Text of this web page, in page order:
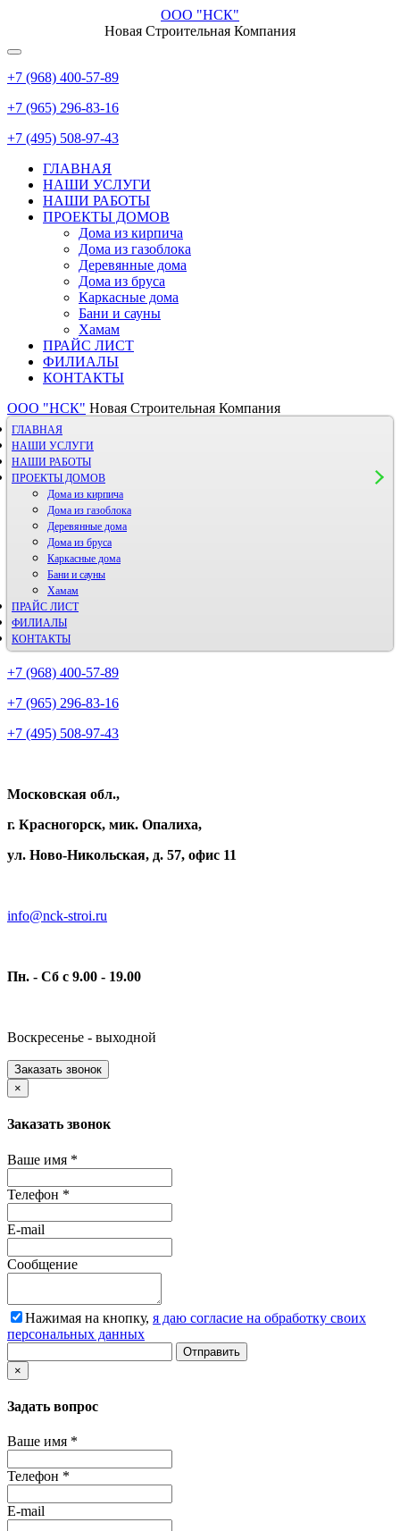
ООО "НСК"
Новая Строительная Компания
+7 (968) 400-57-89
+7 (965) 296-83-16
+7 (495) 508-97-43
ГЛАВНАЯ
НАШИ УСЛУГИ
НАШИ РАБОТЫ
ПРОЕКТЫ ДОМОВ
Дома из кирпича
Дома из газoблока
Деревянные дома
Дома из бруса
Каркасные дома
Бани и сауны
Хамам
ПРАЙС ЛИСТ
ФИЛИАЛЫ
КОНТАКТЫ
ООО "НСК" Новая Строительная Компания
ГЛАВНАЯ
НАШИ УСЛУГИ
НАШИ РАБОТЫ
ПРОЕКТЫ ДОМОВ
Дома из кирпича
Дома из газoблока
Деревянные дома
Дома из бруса
Каркасные дома
Бани и сауны
Хамам
ПРАЙС ЛИСТ
ФИЛИАЛЫ
КОНТАКТЫ
+7 (968) 400-57-89
+7 (965) 296-83-16
+7 (495) 508-97-43
Московская обл.,
г. Красногорск, мик. Опалиха,
ул. Ново-Никольская, д. 57, офис 11
info@nck-stroi.ru
Пн. - Сб с 9.00 - 19.00
Воскресенье - выходной
Заказать звонок
×
Заказать звонок
Ваше имя *
Телефон *
E-mail
Сообщение
Нажимая на кнопку, я даю согласие на обработку своих
персональных данных
Отправить
×
Задать вопрос
Ваше имя *
Телефон *
E-mail